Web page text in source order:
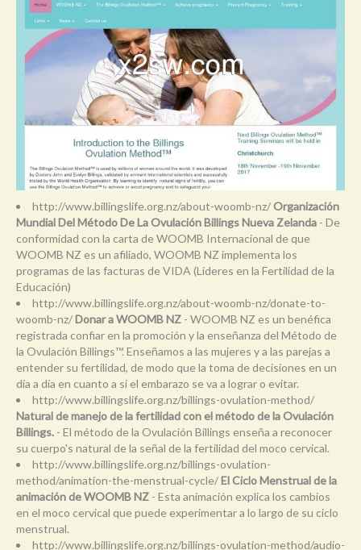
http://www.billingslife.org.nz/about-woomb-nz/Organización
Mundial Del Método De La Ovulación Billings Nueva Zelanda - De
conformidad con la carta de WOOMB Internacional de que
WOOMB NZ es un afiliado, WOOMB NZ implementa los
programas de las facturas de VIDA (Líderes en la Fertilidad de la
Educación)
http://www.billingslife.org.nz/about-woomb-nz/donate-to-
woomb-nz/Donar a WOOMB NZ - WOOMB NZ es un benéfica
registrada confiar en la promoción y la enseñanza del Método de
la Ovulación Billings™. Enseñamos a las mujeres y a las parejas a
entender su fertilidad, de modo que la toma de decisiones en un
día a día en cuanto a si el embarazo se va a lograr o evitar.
http://www.billingslife.org.nz/billings-ovulation-method/
Natural de manejo de la fertilidad con el método de la Ovulación
Billings. - El método de la Ovulación Billings enseña a reconocer
su cuerpo's natural de la señal de la fertilidad del moco cervical.
http://www.billingslife.org.nz/billings-ovulation-
method/animation-the-menstrual-cycle/El Ciclo Menstrual de la
animación de WOOMB NZ - Esta animación explica los cambios
en el moco cervical que puede experimentar a lo largo de su ciclo
menstrual.
http://www.billingslife.org.nz/billings-ovulation-method/audio-